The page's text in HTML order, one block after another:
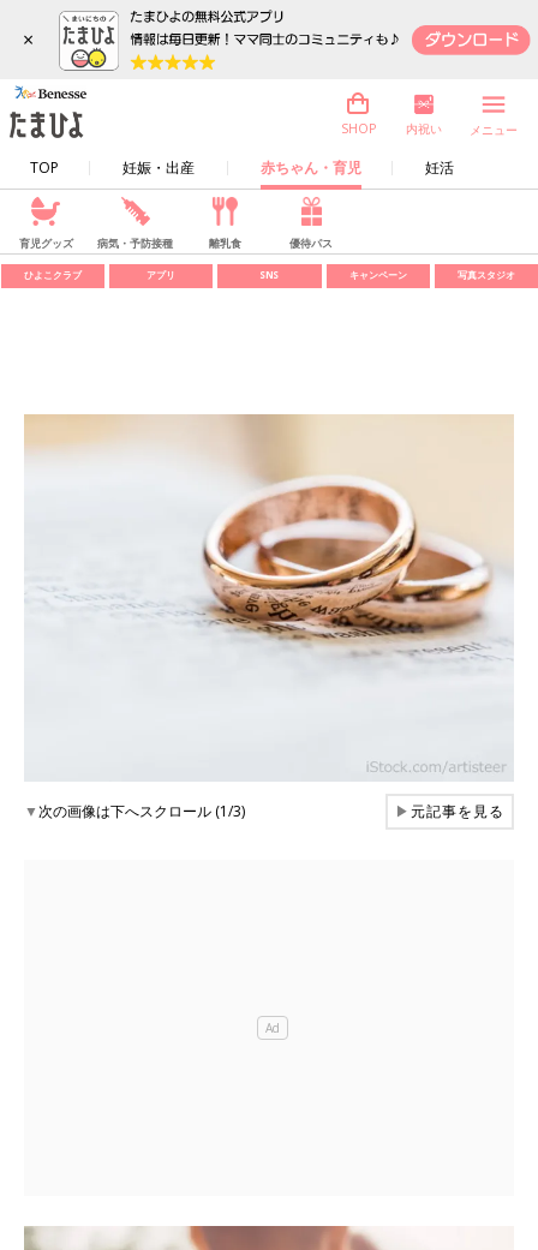
×
TOP 妊娠・出産 赤ちゃん・育児 妊活
SHOP 内祝い メニュー
育児グッズ 病気・予防接種 離乳食 優待パス
ひよこクラブ アプリ SNS キャンペーン 写真スタジオ
▼次の画像は下へスクロール (1/3) ▶元記事を見る